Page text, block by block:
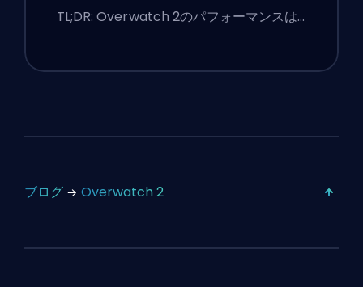
TL;DR: Overwatch 2のパフォーマンスは…
ブログ Overwatch 2